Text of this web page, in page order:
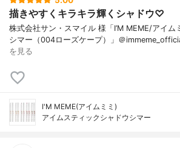
描きやすくキラキラ輝くシャドウ♡
株式会社サン・スマイル 様「I’M MEME/アイム
シマー（004ローズケープ）」＠
を見る
I'M MEME(アイムミミ)
アイムスティックシャドウシマー